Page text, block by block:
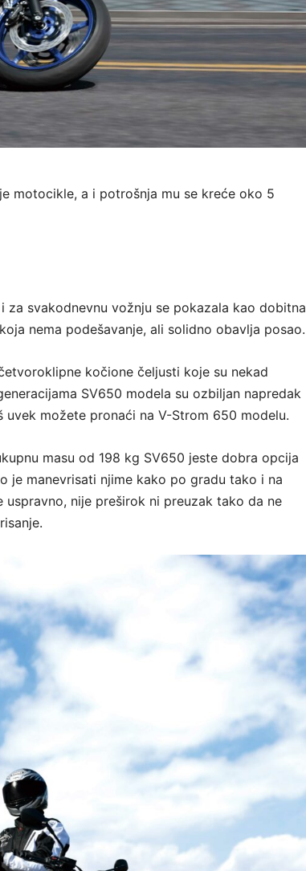
motocikle, a i potrošnja mu se kreće oko 5
za svakodnevnu vožnju se pokazala kao dobitna
nema podešavanje, ali solidno obavlja posao.
kočione čeljusti koje su nekad
SV650 modela su ozbiljan napredak
možete pronaći na V-Strom 650 modelu.
masu od 198 kg SV650 jeste dobra opcija
je manevrisati njime kako po gradu tako i na
nije preširok ni preuzak tako da ne